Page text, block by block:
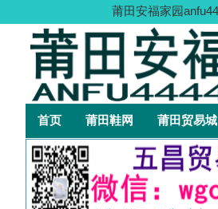
莆田安福家园
首页 莆田鞋网 莆田贸易城